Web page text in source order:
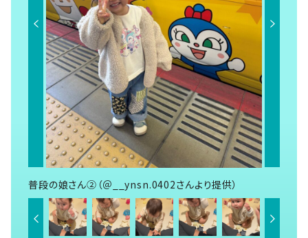
普段の娘さん②（＠__ynsn.0402さんより提供）